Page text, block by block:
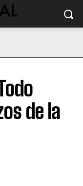
de la